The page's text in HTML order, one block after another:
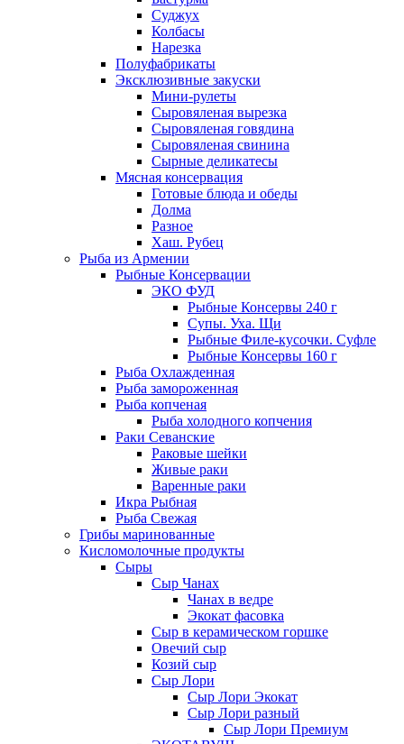
Суджух
Колбасы
Нарезка
Полуфабрикаты
Эксклюзивные закуски
Мини-рулеты
Сыровяленая вырезка
Сыровяленая говядина
Сыровяленая свинина
Сырные деликатесы
Мясная консервация
Готовые блюда и обеды
Долма
Разное
Хаш. Рубец
Рыба из Армении
Рыбные Консервации
ЭКО ФУД
Рыбные Консервы 240 г
Супы. Уха. Щи
Рыбные Филе-кусочки. Суфле
Рыбные Консервы 160 г
Рыба Охлажденная
Рыба замороженная
Рыба копченая
Рыба холодного копчения
Раки Севанские
Раковые шейки
Живые раки
Варенные раки
Икра Рыбная
Рыба Свежая
Грибы маринованные
Кисломолочные продукты
Сыры
Сыр Чанах
Чанах в ведре
Экокат фасовка
Сыр в керамическом горшке
Овечий сыр
Козий сыр
Сыр Лори
Сыр Лори Экокат
Сыр Лори разный
Сыр Лори Премиум